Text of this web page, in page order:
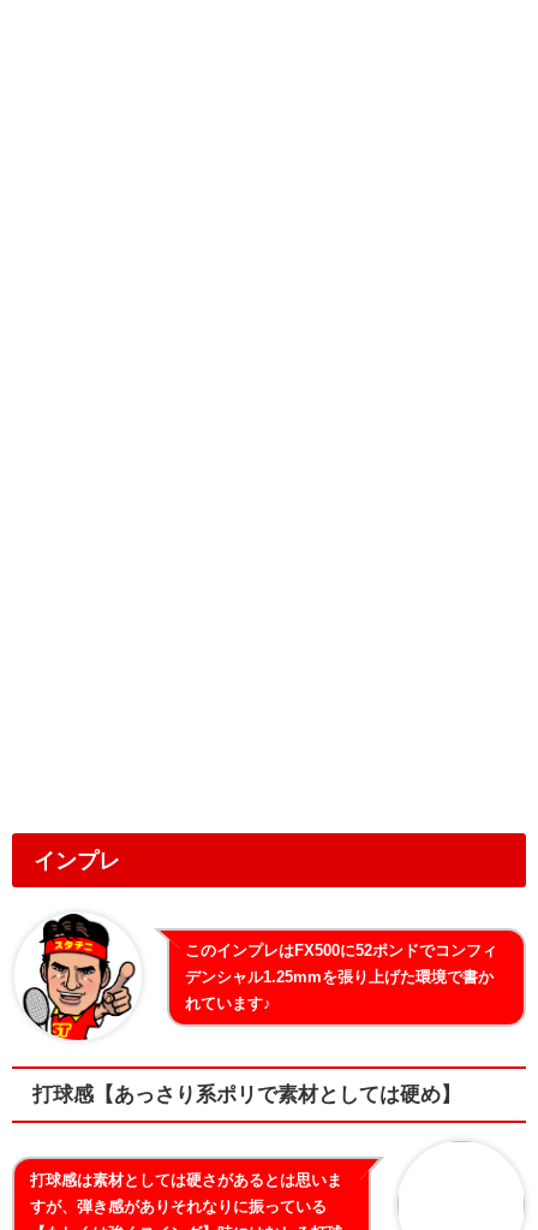
インプレ
このインプレはFX500に52ポンドでコンフィ
デンシャル1.25mmを張り上げた環境で書か
れています♪
打球感【あっさり系ポリで素材としては硬め】
打球感は素材としては硬さがあるとは思いま
すが、弾き感がありそれなりに振っている